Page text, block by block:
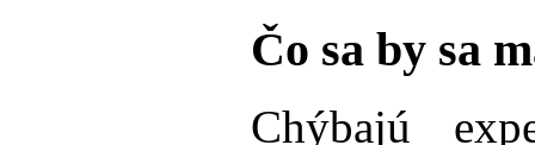
Čo sa by sa
Chýbajú